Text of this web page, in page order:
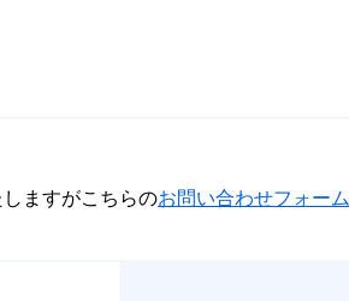
ますがこちらのお問い合わせフォーム